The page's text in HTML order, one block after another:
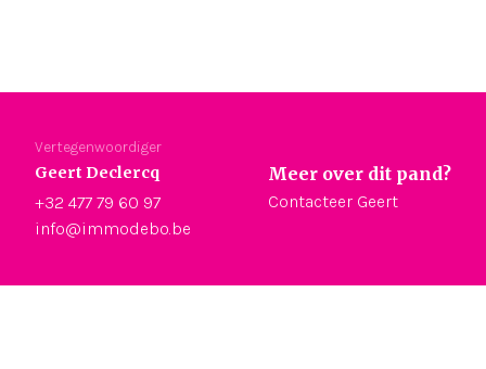
Vertegenwoordiger
Geert Declercq
+32 477 79 60 97
info@immodebo.be
Meer over dit pand?
Contacteer Geert